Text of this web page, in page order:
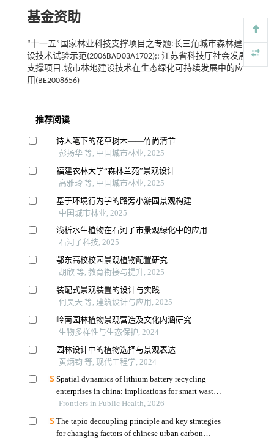
基金资助
“十一五”国家林业科技支撑项目之专题:长三角城市森林建
设技术试验示范(2006BAD03A1702);; 江苏省科技厅社会发展
支撑项目,城市林地建设技术在生态绿化可持续发展中的应
用(BE2008656)